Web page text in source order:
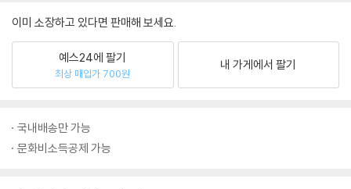
이미 소장하고 있다면 판매해 보세요.
예스24에 팔기
최상 매입가 700원
내 가게에서 팔기
국내배송만 가능
문화비소득공제 가능